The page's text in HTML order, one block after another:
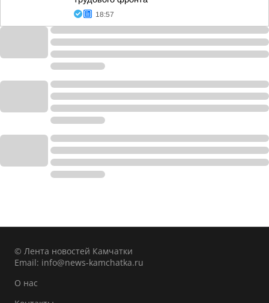
18:57
© Лента новостей Камчатки
Email: info@news-kamchatka.ru
О нас